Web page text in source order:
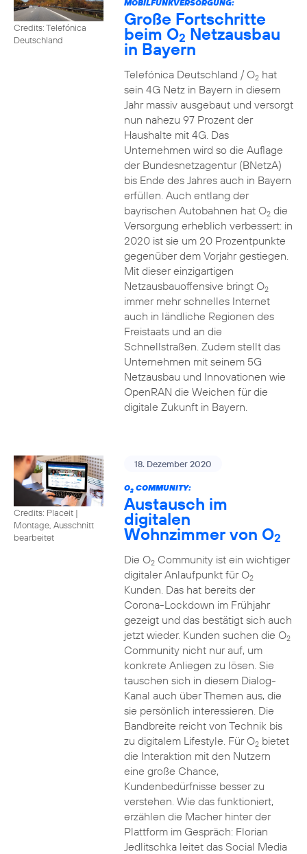
Credits: Telefónica
Deutschland
MOBILFUNKVERSORGUNG:
Große Fortschritte
beim O2 Netzausbau
in Bayern
Telefónica Deutschland / O2hat
sein 4G Netz in Bayern in diesem
Jahr massiv ausgebaut und versorgt
nun nahezu 97 Prozent der
Haushalte mit 4G. Das
Unternehmen wird so die Auflage
der Bundesnetzagentur (BNetzA)
bis Ende des Jahres auch in Bayern
erfüllen. Auch entlang der
bayrischen Autobahnen hat O2die
Versorgung erheblich verbessert: in
2020 ist sie um 20 Prozentpunkte
gegenüber dem Vorjahr gestiegen.
Mit dieser einzigartigen
Netzausbauoffensive bringt O2
immer mehr schnelles Internet
auch in ländliche Regionen des
Freistaats und an die
Schnellstraßen. Zudem stellt das
Unternehmen mit seinem 5G
Netzausbau und Innovationen wie
OpenRAN die Weichen für die
digitale Zukunft in Bayern.
Credits: Placeit |
Montage, Ausschnitt
bearbeitet
18. Dezember 2020
O2COMMUNITY:
Austausch im
digitalen
Wohnzimmer von O2
Die O2Community ist ein wichtiger
digitaler Anlaufpunkt für O2
Kunden. Das hat bereits der
Corona-Lockdown im Frühjahr
gezeigt und das bestätigt sich auch
jetzt wieder. Kunden suchen die O2
Community nicht nur auf, um
konkrete Anliegen zu lösen. Sie
tauschen sich in diesem Dialog-
Kanal auch über Themen aus, die
sie persönlich interessieren. Die
Bandbreite reicht von Technik bis
zu digitalem Lifestyle. Für O2bietet
die Interaktion mit den Nutzern
eine große Chance,
Kundenbedürfnisse besser zu
verstehen. Wie das funktioniert,
erzählen die Macher hinter der
Plattform im Gespräch: Florian
Jedlitschka leitet das Social Media